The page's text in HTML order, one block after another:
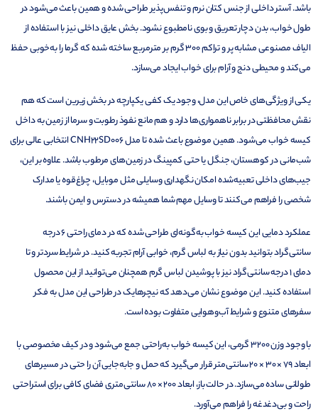
باشد. آستر داخلی از جنس کتان نرم و تنفس‌پذیر طراحی شده و همین باعث می‌شود در
طول خواب، بدن دچار تعریق و بوی نامطبوع نشود. بخش عایق داخلی نیز با استفاده از
الیاف مصنوعی مشابه پر و تراکم 300 گرم بر مترمربع ساخته شده که گرما را به‌خوبی حفظ
می‌کند و محیطی دنج و آرام برای خواب ایجاد می‌سازد.
یکی از ویژگی‌های خاص این مدل، وجود یک کفی یکپارچه در بخش زیرین است که هم
نقش محافظتی در برابر ناهمواری‌ها دارد و هم مانع نفوذ رطوبت و سرما از زمین به داخل
کیسه خواب می‌شود. همین موضوع باعث شده تا مدل CNH22SD006 انتخابی عالی برای
شب‌مانی در کوهستان، جنگل یا حتی کمپینگ در زمین‌های مرطوب باشد. علاوه بر این،
جیب‌های داخلی تعبیه‌شده امکان نگهداری وسایلی مثل موبایل، چراغ‌قوه یا مدارک
شخصی را فراهم می‌کنند تا وسایل مهم شما همیشه در دسترس و ایمن باشند.
عملکرد دمایی این کیسه خواب به‌گونه‌ای طراحی شده که در دمای راحتی 6 درجه
سانتی‌گراد بتوانید بدون نیاز به لباس گرم، خوابی آرام تجربه کنید. در شرایط سردتر و تا
دمای 1 درجه سانتی‌گراد نیز با پوشیدن لباس گرم همچنان می‌توانید از این محصول
استفاده کنید. این موضوع نشان می‌دهد که نیچرهایک در طراحی این مدل به فکر
سفرهای متنوع و شرایط آب‌وهوایی متفاوت بوده است.
با وجود وزن 3200 گرمی، این کیسه خواب به‌راحتی جمع می‌شود و در کیف مخصوصی با
ابعاد 79 × 30 × 20 سانتی‌متر قرار می‌گیرد که حمل و جابه‌جایی آن را حتی در مسیرهای
طولانی ساده می‌سازد. در حالت باز، ابعاد 200 × 80 سانتی‌متری فضای کافی برای استراحتی
راحت و بی‌دغدغه را فراهم می‌آورد.